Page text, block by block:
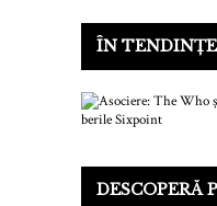
ÎN TENDINȚE
DESCOPERĂ